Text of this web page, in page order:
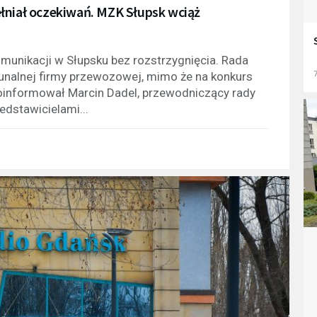
oczekiwań. MZK Słupsk wciąż
w Słupsku bez rozstrzygnięcia. Rada
firmy przewozowej, mimo że na konkurs
Marcin Dadel, przewodniczący rady